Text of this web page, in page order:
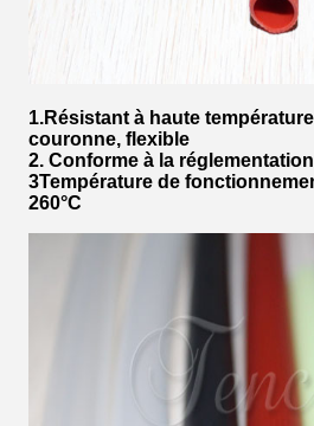
1.Résistant à haute
couronne, flexible
2. Conforme à la
3Température de
260°C